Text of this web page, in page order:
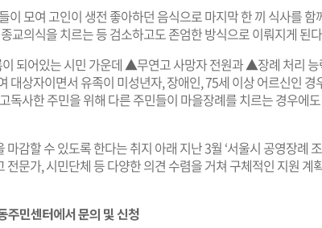
이 모여 고인이 생전 좋아하던 음식으로 마지막 한 끼 식사를 함
교의식을 치르는 등 검소하고도 존엄한 방식으로 이뤄지게 된
되어있는 시민 가운데 ▲무연고 사망자 전원과 ▲장례 처리 능
대상자이면서 유족이 미성년자, 장애인, 75세 이상 어르신인 경
독사한 주민을 위해 다른 주민들이 마을장례를 치르는 경우에
감할 수 있도록 한다는 취지 아래 지난 3월 ‘서울시 공영장례
전문가, 시민단체 등 다양한 의견 수렴을 거쳐 구체적인 지원 계
주민센터에서 문의 및 신청